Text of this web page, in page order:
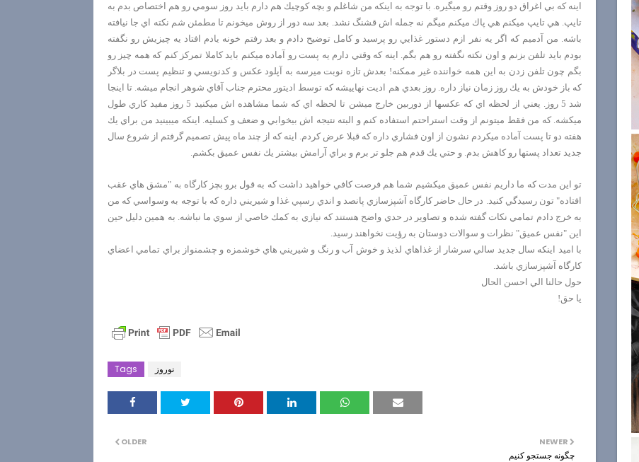
اينه كه بي اغراق دو روز وقتم رو ميگيره. با توجه به اينكه من شاغلم و بچه كوچيك هم دارم بايد روز سومي رو هم اختصاص بدم به
تايپ. هي تايپ ميكنم هي پاك ميكنم ميگم نه جمله اش قشنگ نشد. بعد سه دور از روش ميخونم تا مطمئن شم نكته اي جا نيافته
باشه. من آدميم كه اگر يه نفر ازم دستور غذايي رو پرسيد و كامل توضيح دادم و بعد رفتم خونه يادم افتاد يه چيزيش رو نگفته
بودم بايد تلفن بزنم و اون نكته نگفته رو هم بگم. اينه كه وقتي دارم يه پست رو آماده ميكنم بايد كاملا تمركز كنم كه همه چيز رو
بگم چون تلفن زدن به اين همه خواننده غير ممكنه! بعدش تازه نوبت ميرسه به آپلود عكس و كدنويسي و تنظيم پست در بلاگر
كه باز خودش به يك روز زمان نياز داره. روز بعدي هم اديت نهاييشه كه توسط اديتور محترم جناب آقاي شوهر انجام ميشه. تا اينجا
شد 5 روز. يعني از لحظه اي كه عكسها از دوربين خارج ميشن تا لحظه اي كه شما مشاهده اش ميكنيد 5 روز مفيد كاري طول
ميكشه. كه من فقط ميتونم از وقت استراحتم استفاده كنم و البته نتيجه اش بيخوابي و ضعف و كسليه. اينكه ميبينيد من براي يك
هفته دو تا پست آماده ميكردم نشون از اون فشاري داره كه قبلا عرض كردم. اينه كه از چند ماه پيش تصميم گرفتم از شروع سال
جديد تعداد پستها رو كاهش بدم. و حتي يك قدم هم جلو تر برم و براي آرامش بيشتر يك نفس عميق بكشم.
تو اين مدت كه ما داريم نفس عميق ميكشيم شما هم فرصت كافي خواهيد داشت كه به قول برو بچز كارگاه به "مشق هاي عقب
افتاده" تون رسيدگي كنيد. در حال حاضر كارگاه آشپزسازي پانصد و اندي رسپي غذا و شيريني داره كه با توجه به وسواسي كه من
به خرج دادم تمامي نكات گفته شده و تصاوير در حدي واضح هستند كه نيازي به كمك خاصي از سوي ما نباشه. به همين دليل حين
اين "نفس عميق" نظرات و سوالات دوستان به رؤيت نخواهند رسيد.
با اميد اينكه سال جديد سالي سرشار از غذاهاي لذيذ و خوش آب و رنگ و شيريني هاي خوشمزه و چشمنواز براي تمامي اعضاي
كارگاه آشپزسازي باشد.
حول حالنا الي احسن الحال
يا حق!
Tags نوروز
NEWER
چگونه جستجو کنیم
OLDER